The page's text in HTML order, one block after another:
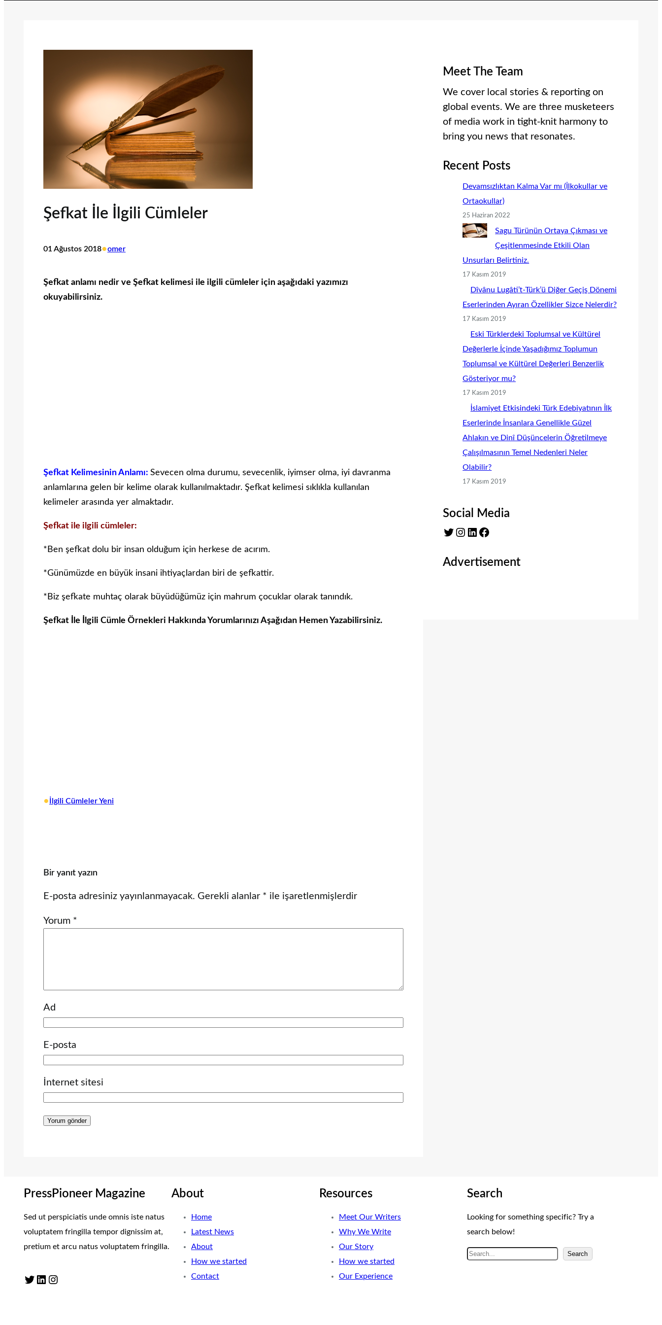
Şefkat İle İlgili Cümleler
01 Ağustos 2018•omer
Şefkat anlamı nedir ve Şefkat kelimesi ile ilgili cümleler için aşağıdaki yazımızı
okuyabilirsiniz.
Şefkat Kelimesinin Anlamı: Sevecen olma durumu, sevecenlik, iyimser olma, iyi davranma
anlamlarına gelen bir kelime olarak kullanılmaktadır. Şefkat kelimesi sıklıkla kullanılan
kelimeler arasında yer almaktadır.
Şefkat ile ilgili cümleler:
*Ben şefkat dolu bir insan olduğum için herkese de acırım.
*Günümüzde en büyük insani ihtiyaçlardan biri de şefkattir.
*Biz şefkate muhtaç olarak büyüdüğümüz için mahrum çocuklar olarak tanındık.
Şefkat İle İlgili Cümle Örnekleri Hakkında Yorumlarınızı Aşağıdan Hemen Yazabilirsiniz.
• İlgili Cümleler Yeni
Bir yanıt yazın
E-posta adresiniz yayınlanmayacak. Gerekli alanlar * ile işaretlenmişlerdir
Yorum *
Ad
E-posta
İnternet sitesi
Meet The Team
We cover local stories & reporting on
global events. We are three musketeers
of media work in tight-knit harmony to
bring you news that resonates.
Recent Posts
Devamsızlıktan Kalma Var mı (İlkokullar ve
Ortaokullar)
25 Haziran 2022
Sagu Türünün Ortaya Çıkması ve
Çeşitlenmesinde Etkili Olan
Unsurları Belirtiniz.
17 Kasım 2019
Dîvânu Lugâti’t-Türk’ü Diğer Geçiş Dönemi
Eserlerinden Ayıran Özellikler Sizce Nelerdir?
17 Kasım 2019
Eski Türklerdeki Toplumsal ve Kültürel
Değerlerle İçinde Yaşadığımız Toplumun
Toplumsal ve Kültürel Değerleri Benzerlik
Gösteriyor mu?
17 Kasım 2019
İslamiyet Etkisindeki Türk Edebiyatının İlk
Eserlerinde İnsanlara Genellikle Güzel
Ahlakın ve Dinî Düşüncelerin Öğretilmeye
Çalışılmasının Temel Nedenleri Neler
Olabilir?
17 Kasım 2019
Social Media
Twitter
Instagram LinkedIn Facebook
Advertisement
PressPioneer Magazine
Sed ut perspiciatis unde omnis iste natus
voluptatem fringilla tempor dignissim at,
pretium et arcu natus voluptatem fringilla.
Twitter LinkedIn Instagram
About
Home
Latest News
About
How we started
Contact
Resources
Meet Our Writers
Why We Write
Our Story
How we started
Our Experience
Search
Looking for something specific? Try a
search below!
A
Search